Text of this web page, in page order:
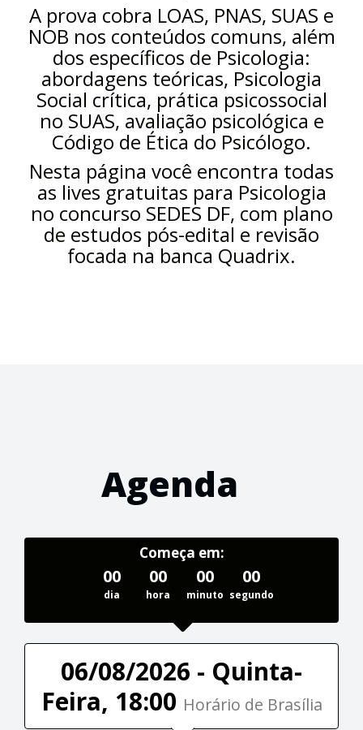
A prova cobra LOAS, PNAS, SUAS e
NOB nos conteúdos comuns, além
dos específicos de Psicologia:
abordagens teóricas, Psicologia
Social crítica, prática psicossocial
no SUAS, avaliação psicológica e
Código de Ética do Psicólogo.
Nesta página você encontra todas
as lives gratuitas para Psicologia
no concurso SEDES DF, com plano
de estudos pós-edital e revisão
focada na banca Quadrix.
Agenda
Começa em:
00
dia
00
hora
00
minuto
00
segundo
06/08/2026 - Quinta-
Feira, 18:00 Horário de Brasília